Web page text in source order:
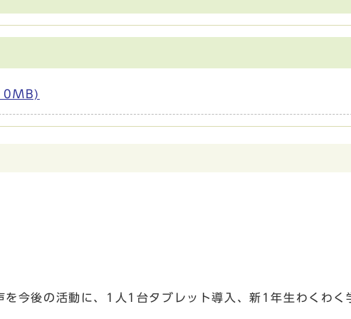
を今後の活動に、1人1台タブレット導入、新1年生わくわく